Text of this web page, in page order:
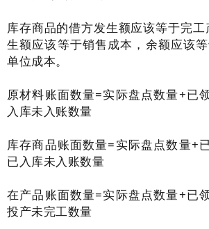
库存商品的借方发生额应该等于完
生额应该等于销售成本，余额应该
单位成本。
原材料账面数量=实际盘点数量+已
入库未入账数量
库存商品账面数量=实际盘点数量+
已入库未入账数量
在产品账面数量=实际盘点数量+已
投产未完工数量